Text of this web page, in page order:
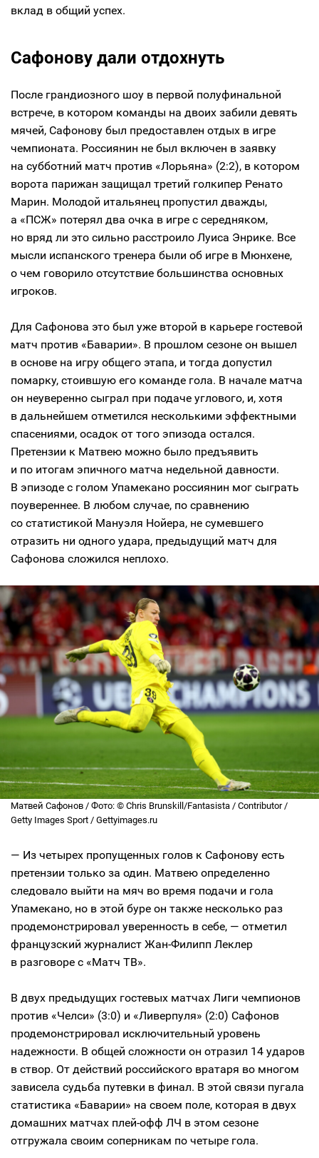
вклад в общий успех.
Сафонову дали отдохнуть
После грандиозного шоу в первой полуфинальной
встрече, в котором команды на двоих забили девять
мячей, Сафонову был предоставлен отдых в игре
чемпионата. Россиянин не был включен в заявку
на субботний матч против «Лорьяна» (2:2), в котором
ворота парижан защищал третий голкипер Ренато
Марин. Молодой итальянец пропустил дважды,
а «ПСЖ» потерял два очка в игре с середняком,
но вряд ли это сильно расстроило Луиса Энрике. Все
мысли испанского тренера были об игре в Мюнхене,
о чем говорило отсутствие большинства основных
игроков.
Для Сафонова это был уже второй в карьере гостевой
матч против «Баварии». В прошлом сезоне он вышел
в основе на игру общего этапа, и тогда допустил
помарку, стоившую его команде гола. В начале матча
он неуверенно сыграл при подаче углового, и, хотя
в дальнейшем отметился несколькими эффектными
спасениями, осадок от того эпизода остался.
Претензии к Матвею можно было предъявить
и по итогам эпичного матча недельной давности.
В эпизоде с голом Упамекано россиянин мог сыграть
поувереннее. В любом случае, по сравнению
со статистикой Мануэля Нойера, не сумевшего
отразить ни одного удара, предыдущий матч для
Сафонова сложился неплохо.
Матвей Сафонов / Фото: © Chris Brunskill/Fantasista / Contributor /
Getty Images Sport / Gettyimages.ru
— Из четырех пропущенных голов к Сафонову есть
претензии только за один. Матвею определенно
следовало выйти на мяч во время подачи и гола
Упамекано, но в этой буре он также несколько раз
продемонстрировал уверенность в себе, — отметил
французский журналист Жан-Филипп Леклер
в разговоре с «Матч ТВ».
В двух предыдущих гостевых матчах Лиги чемпионов
против «Челси» (3:0) и «Ливерпуля» (2:0) Сафонов
продемонстрировал исключительный уровень
надежности. В общей сложности он отразил 14 ударов
в створ. От действий российского вратаря во многом
зависела судьба путевки в финал. В этой связи пугала
статистика «Баварии» на своем поле, которая в двух
домашних матчах плей-офф ЛЧ в этом сезоне
отгружала своим соперникам по четыре гола.